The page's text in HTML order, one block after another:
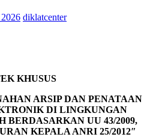
diklatcenter
KHUSUS
ARSIP DAN PENATAAN
DI LINGKUNGAN
BERDASARKAN UU 43/2009,
KEPALA ANRI 25/2012″